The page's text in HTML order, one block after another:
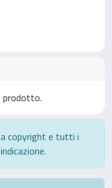
prodotto.
copyright e tutti i